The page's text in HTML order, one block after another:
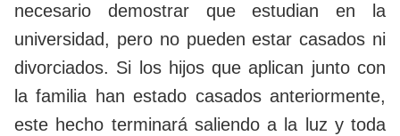
necesario demostrar que estudian en la
universidad, pero no pueden estar casados ni
divorciados. Si los hijos que aplican junto con
la familia han estado casados anteriormente,
este hecho terminará saliendo a la luz y toda